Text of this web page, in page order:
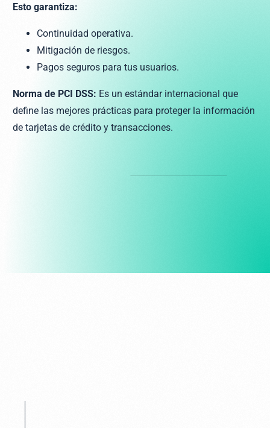
Esto garantiza:
Continuidad operativa.
Mitigación de riesgos.
Pagos seguros para tus usuarios.
Norma de PCI DSS: Es un estándar internacional que
define las mejores prácticas para proteger la información
de tarjetas de crédito y transacciones.